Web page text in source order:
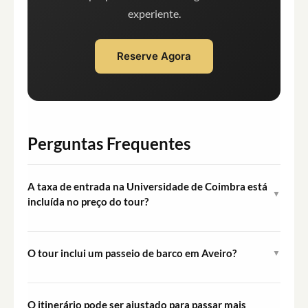
experiente.
Reserve Agora
Perguntas Frequentes
A taxa de entrada na Universidade de Coimbra está
incluída no preço do tour?
▼
separadamente no próprio dia.
O tour inclui um passeio de barco em Aveiro? ▼
O itinerário pode ser ajustado para passar mais